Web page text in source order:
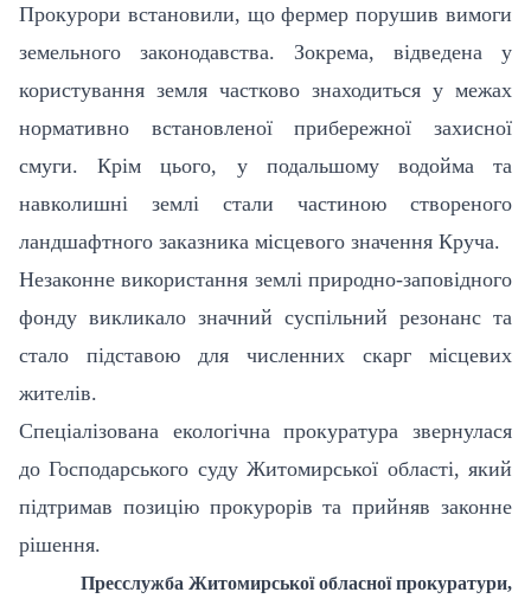
Прокурори встановили, що фермер порушив вимоги
земельного законодавства. Зокрема, відведена у
користування земля частково знаходиться у межах
нормативно встановленої прибережної захисної
смуги. Крім цього, у подальшому водойма та
навколишні землі стали частиною створеного
ландшафтного заказника місцевого значення Круча.
Незаконне використання землі природно-заповідного
фонду викликало значний суспільний резонанс та
стало підставою для численних скарг місцевих
жителів.
Спеціалізована екологічна прокуратура звернулася
до Господарського суду Житомирської області, який
підтримав позицію прокурорів та прийняв законне
рішення.
Пресслужба Житомирської обласної прокуратури,